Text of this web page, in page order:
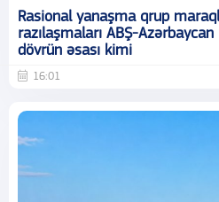
Rasional yanaşma qrup
razılaşmaları ABŞ-
dövrün əsası kimi
16:01